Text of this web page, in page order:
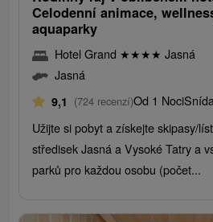
Celodenní animace,
aquaparky
Hotel Grand ★★★★ Jasná
Jasná
9,1 (724 recenzí)Od 1 Noci
Užijte si pobyt a získejte skipasy/
středisek Jasná a Vysoké Tatry a
parků pro každou osobu (počet...